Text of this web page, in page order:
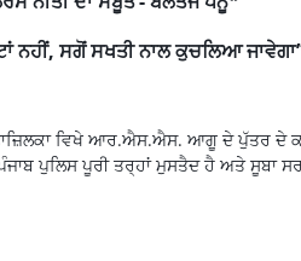
ਨਹੀਂ, ਸਗੋਂ ਸਖਤੀ ਨਾਲ ਕੁਚਲਿਆ
ਵਿਖੇ ਆਰ.ਐਸ.ਐਸ. ਆਗੂ ਦੇ ਪੁੱਤਰ ਦੇ
ਪੁਲਿਸ ਪੂਰੀ ਤਰ੍ਹਾਂ ਮੁਸਤੈਦ ਹੈ ਅਤੇ ਸੂਬਾ